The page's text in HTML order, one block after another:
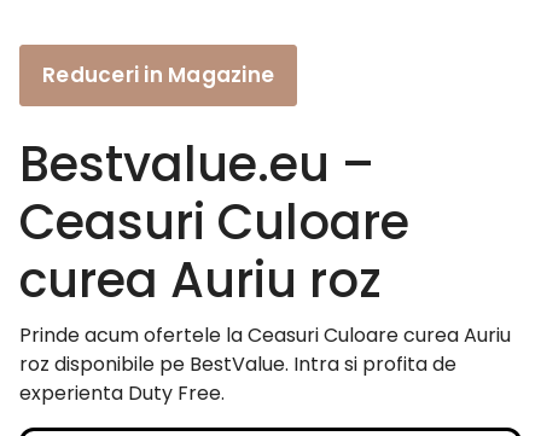
Reduceri in Magazine
Bestvalue.eu –
Ceasuri Culoare
curea Auriu roz
Prinde acum ofertele la Ceasuri Culoare curea Auriu
roz disponibile pe BestValue. Intra si profita de
experienta Duty Free.